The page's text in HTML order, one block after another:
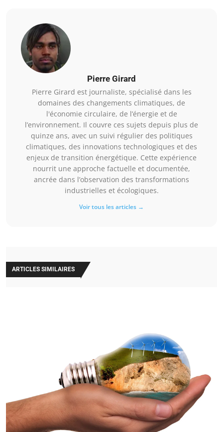
Pierre Girard
Pierre Girard est journaliste, spécialisé dans les
domaines des changements climatiques, de
l'économie circulaire, de l’énergie et de
l’environnement. Il couvre ces sujets depuis plus de
quinze ans, avec un suivi régulier des politiques
climatiques, des innovations technologiques et des
enjeux de transition énergétique. Cette expérience
nourrit une approche factuelle et documentée,
ancrée dans l’observation des transformations
industrielles et écologiques.
Voir tous les articles →
ARTICLES SIMILAIRES